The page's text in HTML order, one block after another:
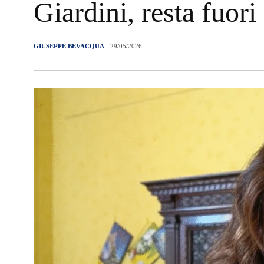
Giardini, resta
GIUSEPPE BEVACQUA - 29/05/2026